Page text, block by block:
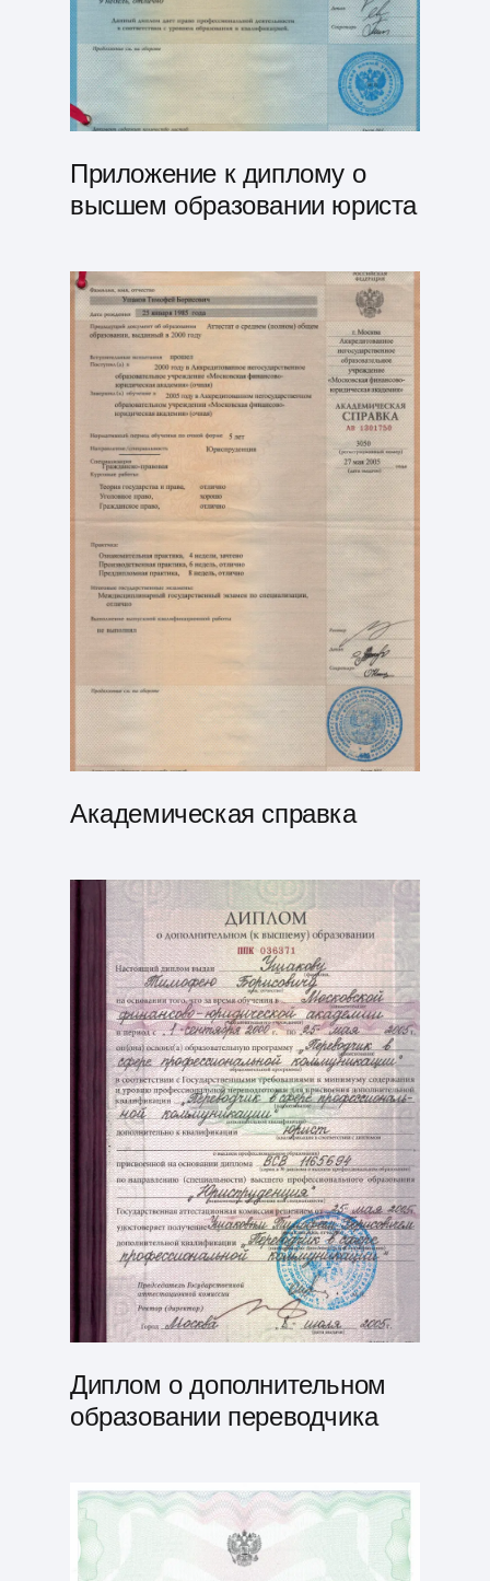
Приложение к диплому о
высшем образовании юриста
Академическая справка
Диплом о дополнительном
образовании переводчика